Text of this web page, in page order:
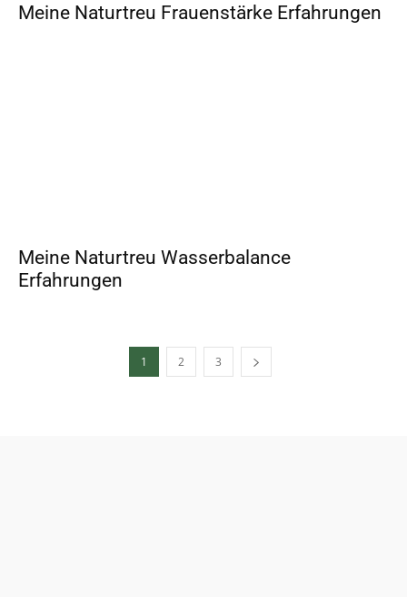
Meine Naturtreu Frauenstärke Erfahrungen
Meine Naturtreu Wasserbalance
Erfahrungen
1 2 3